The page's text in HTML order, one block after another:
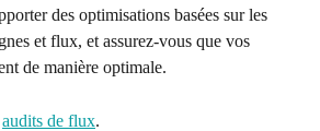
des optimisations basées sur les
et flux, et assurez-vous que vos
de manière optimale.
audits de flux.